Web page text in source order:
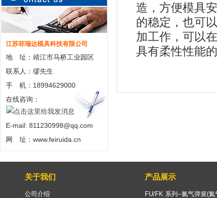
江苏菲瑞达模具科技有限公司
地 址：靖江市马桥工业园区
联系人：缪先生
手 机：18994629000
在线咨询：
E-mail: 811230998@qq.com
网 址：www.feiruida.cn
造，方便模具
的稳定，也可
加工作，可以
具有柔性性能
关于我们 产品展示
公司介绍 FU/FK 系列--氮气弹簧(氮